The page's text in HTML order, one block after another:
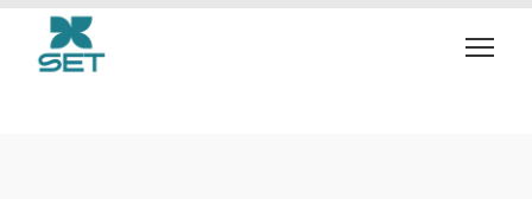
Art & Craft Cafe